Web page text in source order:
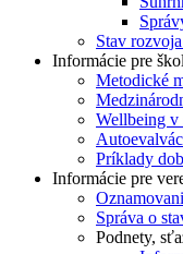
Stav
Informácie pre
Metodické
Wellbeing v
Príklady
Informácie pre
Správa o
Podnety,